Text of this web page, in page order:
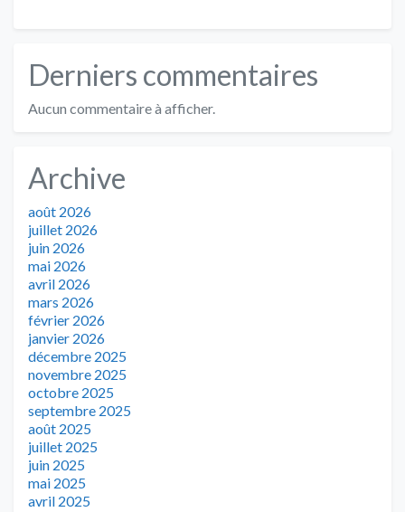
Derniers commentaires
Aucun commentaire à afficher.
Archive
août 2026
juillet 2026
juin 2026
mai 2026
avril 2026
mars 2026
février 2026
janvier 2026
décembre 2025
novembre 2025
octobre 2025
septembre 2025
août 2025
juillet 2025
juin 2025
mai 2025
avril 2025